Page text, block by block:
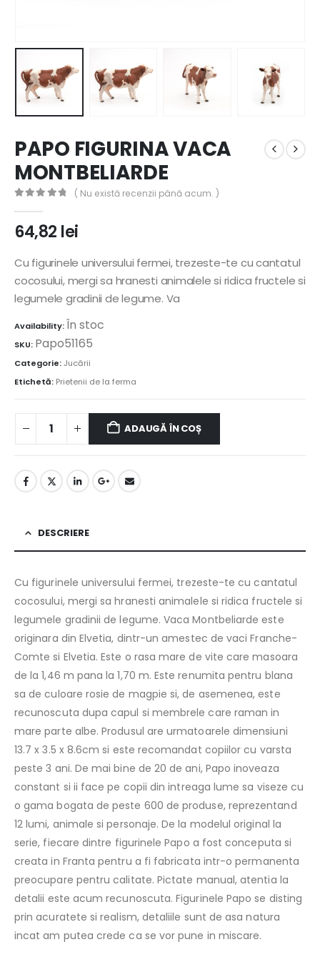
PAPO FIGURINA VACA
MONTBELIARDE
( Nu există recenzii până acum. )
64,82 lei
Cu figurinele universului fermei, trezeste-te cu cantatul
cocosului, mergi sa hranesti animalele si ridica fructele si
legumele gradinii de legume. Va
Availability:În stoc
SKU: Papo51165
Categorie:Jucării
Etichetă: Prietenii de la ferma
ADAUGĂ ÎN COȘ
DESCRIERE
Cu figurinele universului fermei, trezeste-te cu cantatul
cocosului, mergi sa hranesti animalele si ridica fructele si
legumele gradinii de legume. Vaca Montbeliarde este
originara din Elvetia, dintr-un amestec de vaci Franche-
Comte si Elvetia. Este o rasa mare de vite care masoara
de la 1,46 m pana la 1,70 m. Este renumita pentru blana
sa de culoare rosie de magpie si, de asemenea, este
recunoscuta dupa capul si membrele care raman in
mare parte albe. Produsul are urmatoarele dimensiuni
13.7 x 3.5 x 8.6cm si este recomandat copiilor cu varsta
peste 3 ani. De mai bine de 20 de ani, Papo inoveaza
constant si ii face pe copii din intreaga lume sa viseze cu
o gama bogata de peste 600 de produse, reprezentand
12 lumi, animale si personaje. De la modelul original la
serie, fiecare dintre figurinele Papo a fost conceputa si
creata in Franta pentru a fi fabricata intr-o permanenta
preocupare pentru calitate. Pictate manual, atentia la
detalii este acum recunoscuta. Figurinele Papo se disting
prin acuratete si realism, detaliile sunt de asa natura
incat am putea crede ca se vor pune in miscare.